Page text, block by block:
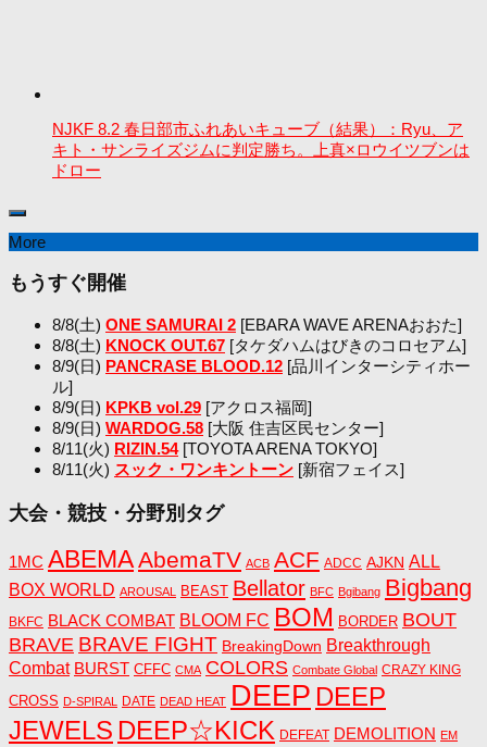
NJKF 8.2 春日部市ふれあいキューブ（結果）：Ryu、ア
キト・サンライズジムに判定勝ち。上真×ロウイツブンは
ドロー
More
もうすぐ開催
8/8(土) ONE SAMURAI 2 [EBARA WAVE ARENAおおた]
8/8(土) KNOCK OUT.67 [タケダハムはびきのコロセアム]
8/9(日) PANCRASE BLOOD.12 [品川インターシティホー
ル]
8/9(日) KPKB vol.29 [アクロス福岡]
8/9(日) WARDOG.58 [大阪 住吉区民センター]
8/11(火) RIZIN.54[TOYOTA ARENA TOKYO]
8/11(火) スック・ワンキントーン [新宿フェイス]
大会・競技・分野別タグ
1MC ABEMAAbemaTV ACB ACF ADCC AJKN ALL
BOX WORLD AROUSAL BEAST Bellator BFC Bgibang Bigbang
BKFC BLACK COMBAT BLOOM FC BOM BORDER BOUT
BRAVE BRAVE FIGHT BreakingDown Breakthrough
Combat BURST CFFC CMA COLORS Combate Global CRAZY KING
CROSS D-SPIRAL DATE DEAD HEAT DEEP DEEP
JEWELS DEEP☆KICK DEFEAT DEMOLITION EM